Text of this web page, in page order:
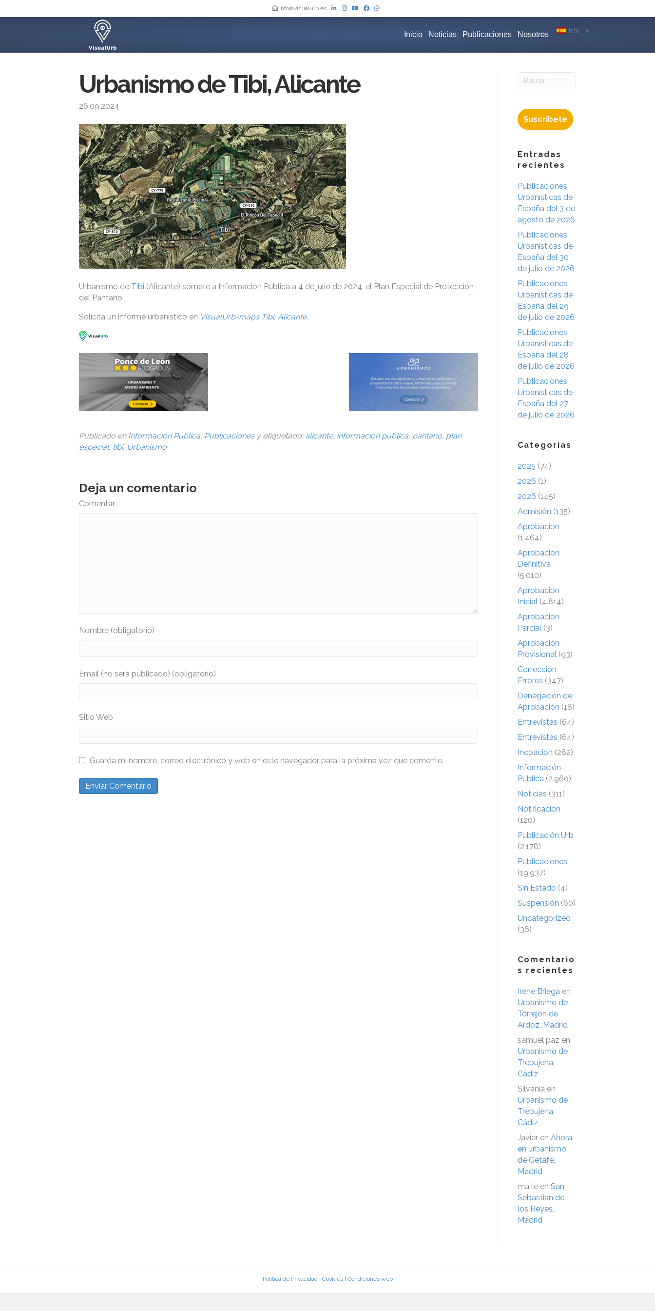
info@visualurb.es
Inicio Noticias Publicaciones Nosotros ES
Urbanismo de Tibi, Alicante
26.09.2024
Urbanismo de Tibi (Alicante) somete a Información Pública a 4 de julio de 2024, el Plan Especial de Protección
del Pantano.
Solicita un informe urbanístico en VisualUrb-maps Tibi, Alicante.
Publicado en Información Pública, Publicacionesy etiquetado: alicante, información pública, pantano, plan
especial, tibi, Urbanismo
Deja un comentario
Comentar
Nombre (obligatorio)
Email (no será publicado) (obligatorio)
Sitio Web
Guarda mi nombre, correo electrónico y web en este navegador para la próxima vez que comente.
Suscríbete
Entradas
recientes
Publicaciones
Urbanísticas de
España del 3 de
agosto de 2026
Publicaciones
Urbanísticas de
España del 30
de julio de 2026
Publicaciones
Urbanísticas de
España del 29
de julio de 2026
Publicaciones
Urbanísticas de
España del 28
de julio de 2026
Publicaciones
Urbanísticas de
España del 27
de julio de 2026
Categorías
2025 (74)
2026 (1)
2026 (145)
Admisión (135)
Aprobación
(1.464)
Aprobación
Definitiva
(5.010)
Aprobación
Inicial (4.814)
Aprobación
Parcial (3)
Aprobación
Provisional (93)
Corrección
Errores (347)
Denegación de
Aprobación (18)
Entrevistas (64)
Entrevistas (64)
Incoación (282)
Información
Pública (2.960)
Noticias (311)
Notificación
(120)
Publicación Urb
(2.178)
Publicaciones
(19.937)
Sin Estado (4)
Suspensión (60)
Uncategorized
(36)
Comentario
s recientes
Irene Briega en
Urbanismo de
Torrejón de
Ardoz, Madrid
samuel paz en
Urbanismo de
Trebujena,
Cádiz
Silvania en
Urbanismo de
Trebujena,
Cádiz
Javier en Ahora
en urbanismo
de Getafe,
Madrid
maite en San
Sebastián de
los Reyes,
Madrid
Política de Privacidad| Cookies| Condiciones web